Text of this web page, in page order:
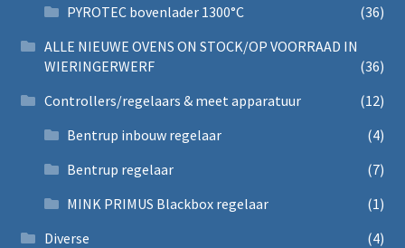
PYROTEC bovenlader 1300°C
(36)
ALLE NIEUWE OVENS ON STOCK/OP VOORRAAD IN
WIERINGERWERF
(36)
Controllers/regelaars & meet apparatuur
(12)
Bentrup inbouw regelaar
(4)
Bentrup regelaar
(7)
MINK PRIMUS Blackbox regelaar
(1)
Diverse
(4)